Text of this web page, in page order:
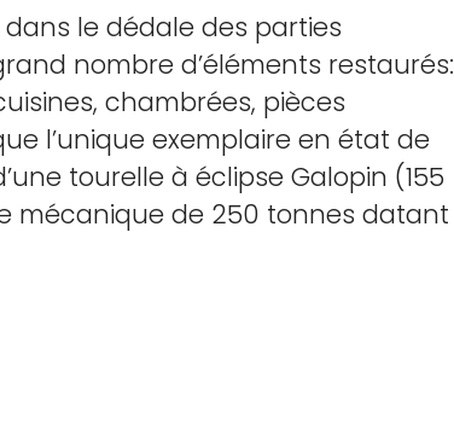
le dédale des parties
nombre d’éléments restaurés:
chambrées, pièces
l’unique exemplaire en état de
tourelle à éclipse Galopin (155
mécanique de 250 tonnes datant